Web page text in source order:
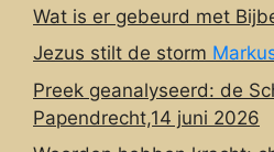
Wat is er gebeurd met
Jezus stilt de storm
Preek geanalyseerd: de
Papendrecht,14 juni 2026